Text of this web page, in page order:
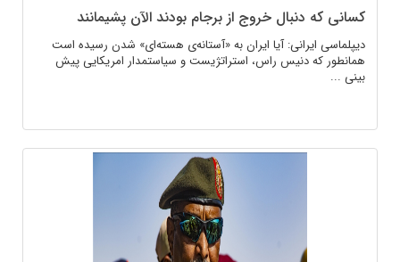
کسانی که دنبال خروج از برجام بودند الآن پشیمانند
دیپلماسی ایرانی: آیا ایران به «آستانه‌ی هسته‌ای» شدن رسیده است
همانطور که دنیس راس، استراتژیست و سیاستمدار امریکایی پیش
بینی ...